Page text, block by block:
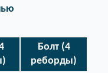
Болт (4
реборды)